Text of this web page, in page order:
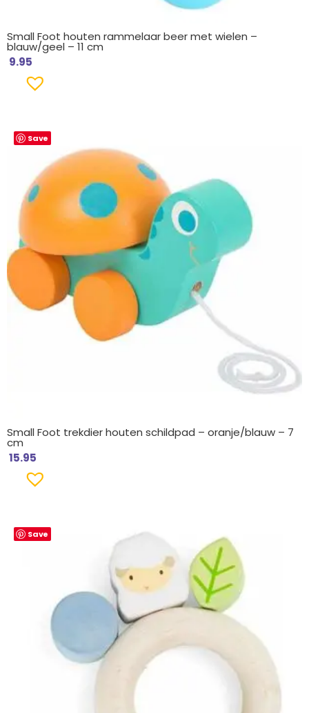
Small Foot houten rammelaar beer met wielen –
blauw/geel – 11 cm
9.95
Save
Small Foot trekdier houten schildpad – oranje/blauw – 7
cm
15.95
Save